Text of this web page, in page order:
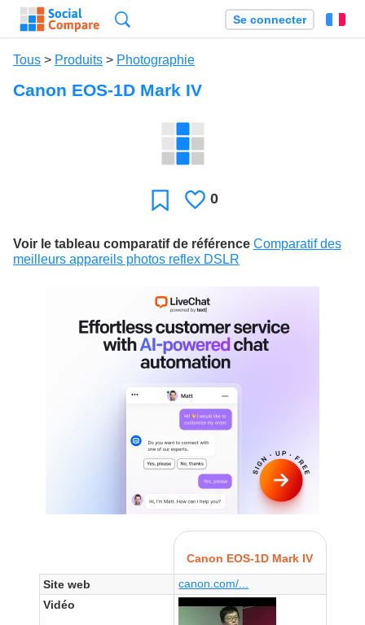
Se connecter
Tous > Produits > Photographie
Canon EOS-1D Mark IV
Favori J'aime
0
Voir le tableau comparatif de référence Comparatif des
meilleurs appareils photos reflex DSLR
Canon EOS-1D Mark IV
Site web
canon.com/...
Vidéo